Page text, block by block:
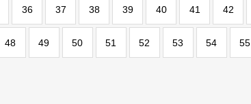
36 37 38 39 40 41 42
48 49 50 51 52 53 54 55